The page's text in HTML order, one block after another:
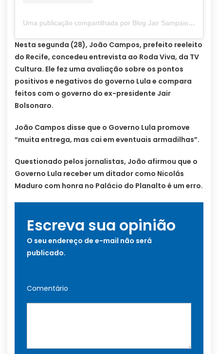
Uma publicação compartilhada por Blog Jair Sampaio (@blogjairsampaio_)
Nesta segunda (28), João Campos, prefeito reeleito
do Recife, concedeu entrevista ao Roda Viva, da TV
Cultura. Ele fez uma avaliação sobre os pontos
positivos e negativos do governo Lula e compara
feitos com o governo do ex-presidente Jair
Bolsonaro.
João Campos disse que o Governo Lula promove
“muita entrega, mas cai em eventuais armadilhas”.
Questionado pelos jornalistas, João afirmou que o
Governo Lula receber um ditador como Nicolás
Maduro com honra no Palácio do Planalto é um erro.
Escreva sua opinião
O seu endereço de e-mail não será
publicado.
Comentário